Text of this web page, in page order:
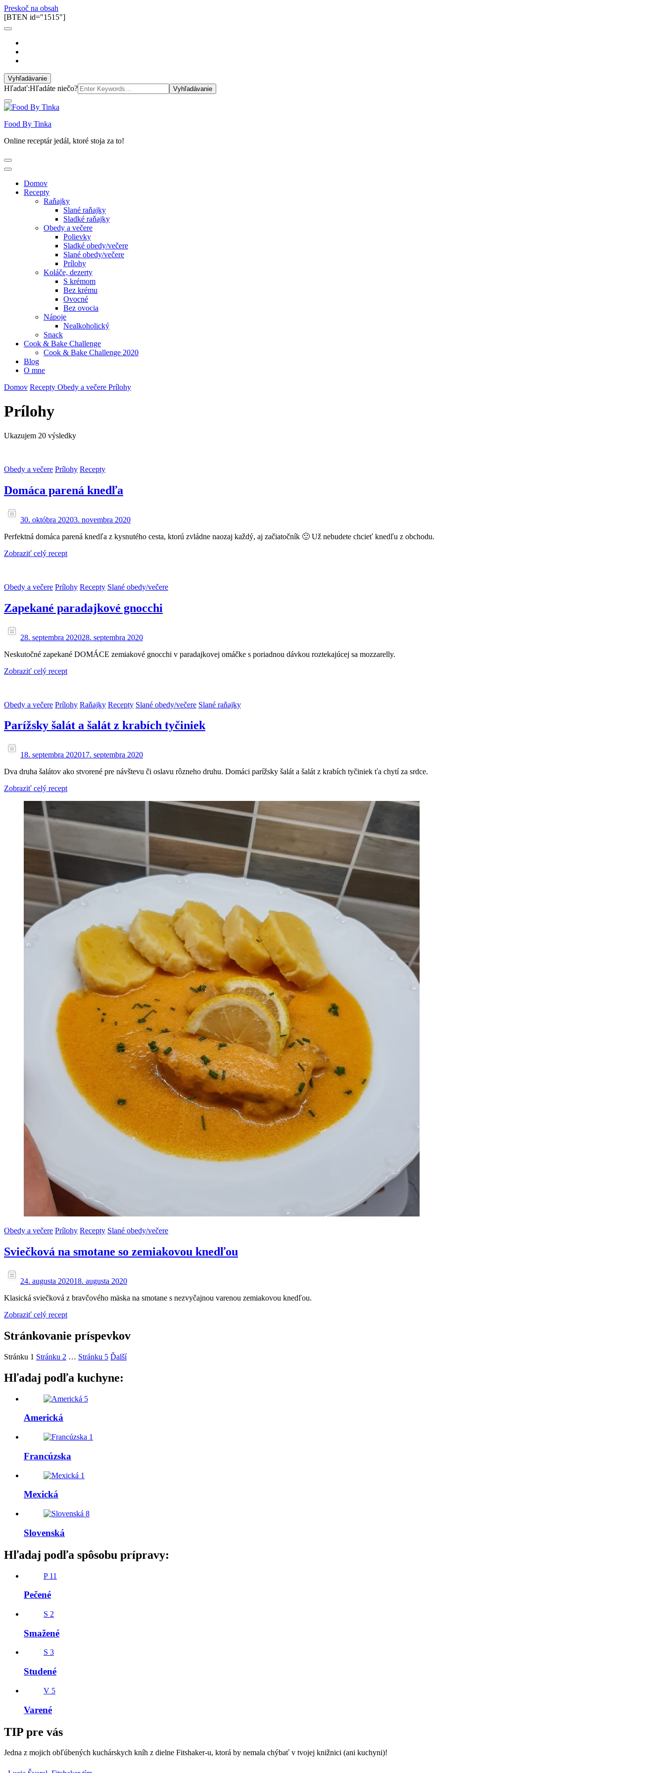
Preskoč na obsah
[BTEN id="1515"]
Vyhľadávanie
Hľadať:Hľadáte niečo?
Food By Tinka
Online receptár jedál, ktoré stoja za to!
Domov
Recepty
Raňajky
Slané raňajky
Sladké raňajky
Obedy a večere
Polievky
Sladké obedy/večere
Slané obedy/večere
Prílohy
Koláče, dezerty
S krémom
Bez krému
Ovocné
Bez ovocia
Nápoje
Nealkoholický
Snack
Cook & Bake Challenge
Cook & Bake Challenge 2020
Blog
O mne
Domov Recepty Obedy a večere Prílohy
Prílohy
Ukazujem 20 výsledky
Obedy a večere Prílohy Recepty
Domáca parená knedľa
30. októbra 20203. novembra 2020
Perfektná domáca parená knedľa z kysnutého cesta, ktorú zvládne naozaj každý, aj začiatočník 🙂 Už nebudete chcieť knedľu z obchodu.
Zobraziť celý recept
Obedy a večere Prílohy Recepty Slané obedy/večere
Zapekané paradajkové gnocchi
28. septembra 202028. septembra 2020
Neskutočné zapekané DOMÁCE zemiakové gnocchi v paradajkovej omáčke s poriadnou dávkou roztekajúcej sa mozzarelly.
Zobraziť celý recept
Obedy a večere Prílohy Raňajky Recepty Slané obedy/večere Slané raňajky
Parížsky šalát a šalát z krabích tyčiniek
18. septembra 202017. septembra 2020
Dva druha šalátov ako stvorené pre návštevu či oslavu rôzneho druhu. Domáci parížsky šalát a šalát z krabích tyčiniek ťa chytí za srdce.
Zobraziť celý recept
Obedy a večere Prílohy Recepty Slané obedy/večere
Sviečková na smotane so zemiakovou knedľou
24. augusta 202018. augusta 2020
Klasická sviečková z bravčového mäska na smotane s nezvyčajnou varenou zemiakovou knedľou.
Zobraziť celý recept
Stránkovanie príspevkov
Stránku 1 Stránku 2 … Stránku 5 Ďalší
Hľadaj podľa kuchyne:
5
Americká
1
Francúzska
1
Mexická
8
Slovenská
Hľadaj podľa spôsobu prípravy:
P 11
Pečené
S 2
Smažené
S 3
Studené
V 5
Varené
TIP pre vás
Jedna z mojich obľúbených kuchárskych kníh z dielne Fitshaker-u, ktorá by nemala chýbať v tvojej knižnici (ani kuchyni)!